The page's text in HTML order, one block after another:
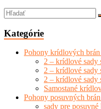
Kategórie
Pohony krídlových brán
2 – krídlové sady
2 – krídlové sady
2 – krídlové sady
Samostané
Pohony posuvných brán
sady pre